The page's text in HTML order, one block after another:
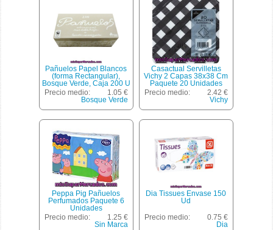
Pañuelos Papel Blancos
(forma Rectangular),
Bosque Verde, Caja 200 U
Precio medio:
1.05 €
Bosque Verde
Casactual Servilletas
Vichy 2 Capas 38x38 Cm
Paquete 20 Unidades
Precio medio:
2.42 €
Vichy
Peppa Pig Pañuelos
Perfumados Paquete 6
Unidades
Precio medio:
1.25 €
Sin Marca
Dia Tissues Envase 150
Ud
Precio medio:
0.75 €
Dia